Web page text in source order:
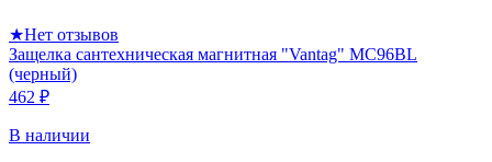
★Нет отзывов
Защелка сантехническая магнитная "Vantag" MC96BL
(черный)
462 ₽
В наличии